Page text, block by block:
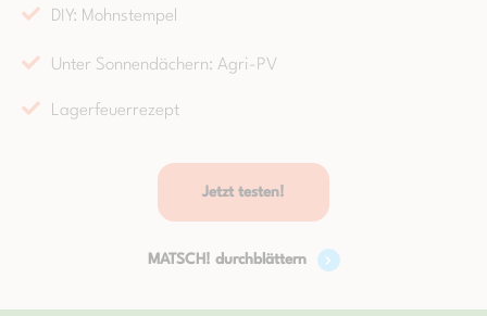
DIY: Mohnstempel
Unter Sonnendächern: Agri-PV
Lagerfeuerrezept
Jetzt testen!
MATSCH! durchblättern